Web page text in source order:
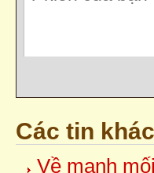
Các tin khác
Về manh